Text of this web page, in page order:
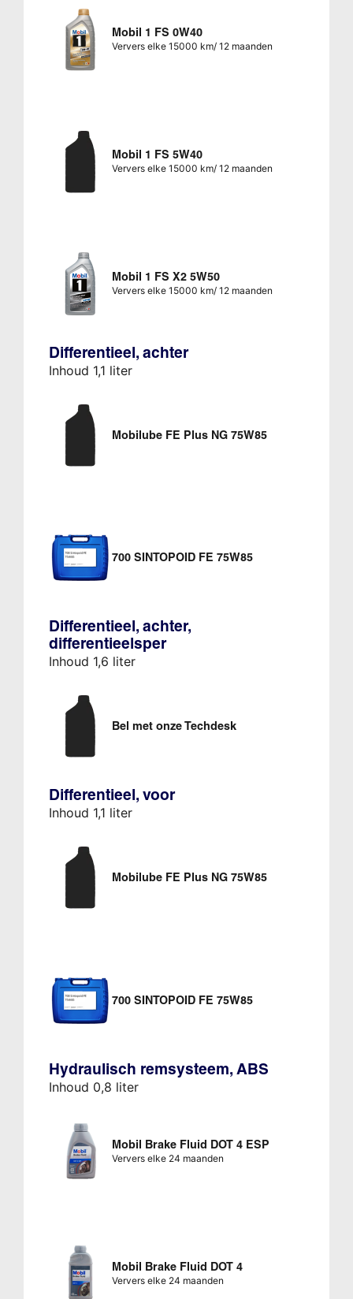
Mobil 1 FS 0W40
Ververs elke 15000 km/ 12 maanden
Mobil 1 FS 5W40
Ververs elke 15000 km/ 12 maanden
Mobil 1 FS X2 5W50
Ververs elke 15000 km/ 12 maanden
Differentieel, achter
Inhoud 1,1 liter
Mobilube FE Plus NG 75W85
700 SINTOPOID FE 75W85
Differentieel, achter,
differentieelsper
Inhoud 1,6 liter
Bel met onze Techdesk
Differentieel, voor
Inhoud 1,1 liter
Mobilube FE Plus NG 75W85
700 SINTOPOID FE 75W85
Hydraulisch remsysteem, ABS
Inhoud 0,8 liter
Mobil Brake Fluid DOT 4 ESP
Ververs elke 24 maanden
Mobil Brake Fluid DOT 4
Ververs elke 24 maanden